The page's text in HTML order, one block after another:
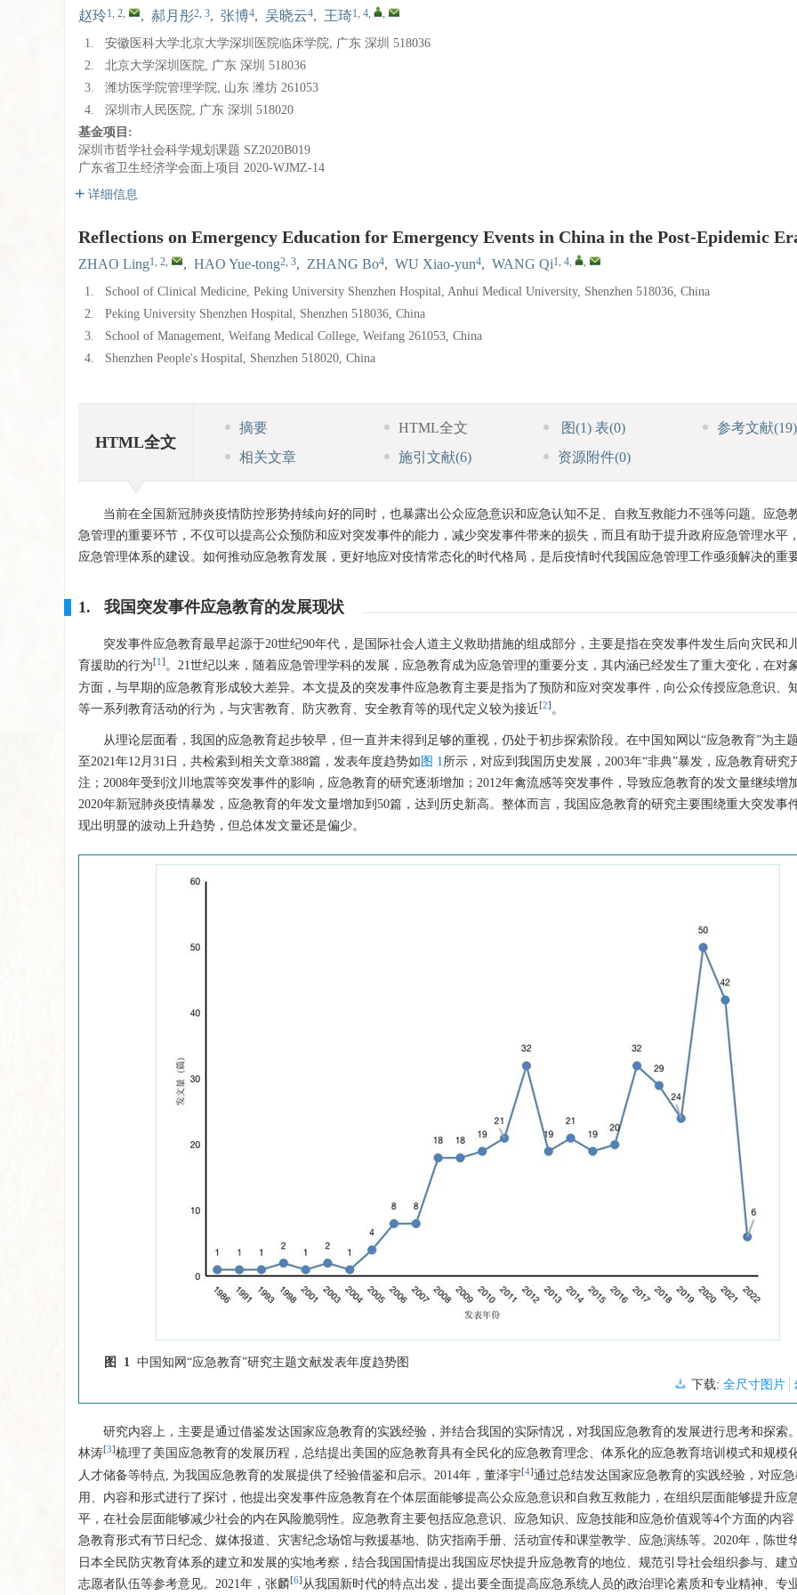
赵玲1, 2, , 郝月彤2, 3, 张博4, 吴晓云4, 王琦1, 4, ,
1.
安徽医科大学北京大学深圳医院临床学院, 广东 深圳 518036
2.
北京大学深圳医院, 广东 深圳 518036
3.
潍坊医学院管理学院, 山东 潍坊 261053
4.
深圳市人民医院, 广东 深圳 518020
基金项目:
深圳市哲学社会科学规划课题 SZ2020B019
广东省卫生经济学会面上项目 2020-WJMZ-14
详细信息
Reflections on Emergency Education for Emergency Events in China in the Post-Epidemic
ZHAO Ling1, 2, , HAO Yue-tong2, 3, ZHANG Bo4, WU Xiao-yun4, WANG Qi1, 4, ,
1.
School of Clinical Medicine, Peking University Shenzhen Hospital, Anhui Medical University, Shenzhen 518036, China
2.
Peking University Shenzhen Hospital, Shenzhen 518036, China
3.
School of Management, Weifang Medical College, Weifang 261053, China
4.
Shenzhen People's Hospital, Shenzhen 518020, China
HTML全文
摘要 HTML全文 图(1) 表(0) 参考文献(19)
相关文章
施引文献(6) 资源附件(0)
当前在全国新冠肺炎疫情防控形势持续向好的同时，也暴露出公众应急意识和应急认知不足、自救互救能力不强等问题。应急
急管理的重要环节，不仅可以提高公众预防和应对突发事件的能力，减少突发事件带来的损失，而且有助于提升政府应急管理水平
应急管理体系的建设。如何推动应急教育发展，更好地应对疫情常态化的时代格局，是后疫情时代我国应急管理工作亟须解决的重
1. 我国突发事件应急教育的发展现状
突发事件应急教育最早起源于20世纪90年代，是国际社会人道主义救助措施的组成部分，主要是指在突发事件发生后向灾民和
育援助的行为[1 ] 。21世纪以来，随着应急管理学科的发展，应急教育成为应急管理的重要分支，其内涵已经发生了重大变化，在对
方面，与早期的应急教育形成较大差异。本文提及的突发事件应急教育主要是指为了预防和应对突发事件，向公众传授应急意识、
等一系列教育活动的行为，与灾害教育、防灾教育、安全教育等的现代定义较为接近[2] 。
从理论层面看，我国的应急教育起步较早，但一直并未得到足够的重视，仍处于初步探索阶段。在中国知网以“应急教育”为主
至2021年12月31日，共检索到相关文章388篇，发表年度趋势如 图 1所示，对应到我国历史发展，2003年“非典”暴发，应急教育研究
注；2008年受到汶川地震等突发事件的影响，应急教育的研究逐渐增加；2012年禽流感等突发事件，导致应急教育的发文量继续增
2020年新冠肺炎疫情暴发，应急教育的年发文量增加到50篇，达到历史新高。整体而言，我国应急教育的研究主要围绕重大突发事
现出明显的波动上升趋势，但总体发文量还是偏少。
图 1 中国知网“应急教育”研究主题文献发表年度趋势图
下载: 全尺寸图片
研究内容上，主要是通过借鉴发达国家应急教育的实践经验，并结合我国的实际情况，对我国应急教育的发展进行思考和探索
林涛[3]梳理了美国应急教育的发展历程，总结提出美国的应急教育具有全民化的应急教育理念、体系化的应急教育培训模式和规模
人才储备等特点, 为我国应急教育的发展提供了经验借鉴和启示。2014年，董泽宇[4]通过总结发达国家应急教育的实践经验，对应
用、内容和形式进行了探讨，他提出突发事件应急教育在个体层面能够提高公众应急意识和自救互救能力，在组织层面能够提升应
平，在社会层面能够减少社会的内在风险脆弱性。应急教育主要包括应急意识、应急知识、应急技能和应急价值观等4个方面的内
急教育形式有节日纪念、媒体报道、灾害纪念场馆与救援基地、防灾指南手册、活动宣传和课堂教学、应急演练等。2020年，陈世
日本全民防灾教育体系的建立和发展的实地考察，结合我国国情提出我国应尽快提升应急教育的地位、规范引导社会组织参与、建
志愿者队伍等参考意见。2021年，张麟[6] 从我国新时代的特点出发，提出要全面提高应急系统人员的政治理论素质和专业精神、专